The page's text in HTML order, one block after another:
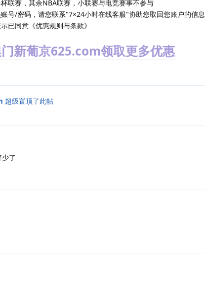
联赛，其余NBA联赛，小联赛与电竞赛事不参与
号/密码，请您联系"7×24小时在线客服"协助您取回您账户的信息
已同意《优惠规则与条款》
新葡京625.com领取更多优惠
超级置顶了此帖
了